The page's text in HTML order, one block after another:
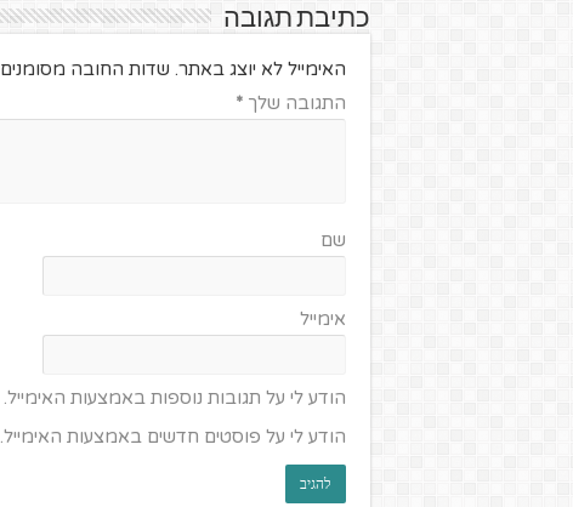
כתיבת תגובה
האימייל לא יוצג באתר. שדות החובה מסומנים
התגובה שלך *
שם
אימייל
הודע לי על תגובות נוספות באמצעות האימייל.
הודע לי על פוסטים חדשים באמצעות האימייל.